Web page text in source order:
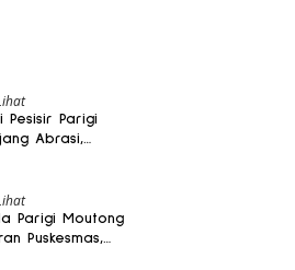
Parigi
Abrasi,
Parigi Moutong
Puskesmas,